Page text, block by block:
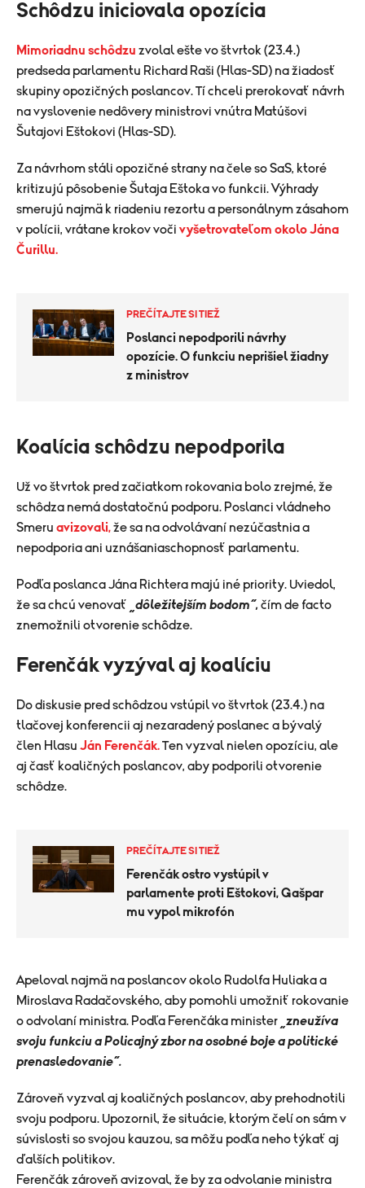
Schôdzu iniciovala opozícia
Mimoriadnu schôdzu zvolal ešte vo štvrtok (23.4.)
predseda parlamentu Richard Raši (Hlas-SD) na žiadosť
skupiny opozičných poslancov. Tí chceli prerokovať návrh
na vyslovenie nedôvery ministrovi vnútra Matúšovi
Šutajovi Eštokovi (Hlas-SD).
Za návrhom stáli opozičné strany na čele so SaS, ktoré
kritizujú pôsobenie Šutaja Eštoka vo funkcii. Výhrady
smerujú najmä k riadeniu rezortu a personálnym zásahom
v polícii, vrátane krokov voči vyšetrovateľom okolo Jána
Čurillu.
PREČÍTAJTE SI TIEŽ
Poslanci nepodporili návrhy
opozície. O funkciu neprišiel žiadny
z ministrov
Koalícia schôdzu nepodporila
Už vo štvrtok pred začiatkom rokovania bolo zrejmé, že
schôdza nemá dostatočnú podporu. Poslanci vládneho
Smeru avizovali,že sa na odvolávaní nezúčastnia a
nepodporia ani uznášaniaschopnosť parlamentu.
Podľa poslanca Jána Richtera majú iné priority. Uviedol,
že sa chcú venovať
„dôležitejším bodom“, čím de facto
znemožnili otvorenie schôdze.
Ferenčák vyzýval aj koalíciu
Do diskusie pred schôdzou vstúpil vo štvrtok (23.4.) na
tlačovej konferencii aj nezaradený poslanec a bývalý
člen Hlasu Ján Ferenčák.Ten vyzval nielen opozíciu, ale
aj časť koaličných poslancov, aby podporili otvorenie
schôdze.
PREČÍTAJTE SI TIEŽ
Ferenčák ostro vystúpil v
parlamente proti Eštokovi, Gašpar
mu vypol mikrofón
Apeloval najmä na poslancov okolo Rudolfa Huliaka a
Miroslava Radačovského, aby pomohli umožniť rokovanie
o odvolaní ministra. Podľa Ferenčáka minister
„zneužíva
svoju funkciu a Policajný zbor na osobné boje a politické
prenasledovanie“.
Zároveň vyzval aj koaličných poslancov, aby prehodnotili
svoju podporu. Upozornil, že situácie, ktorým čelí on sám v
súvislosti so svojou kauzou, sa môžu podľa neho týkať aj
ďalších politikov.
Ferenčák zároveň avizoval, že by za odvolanie ministra